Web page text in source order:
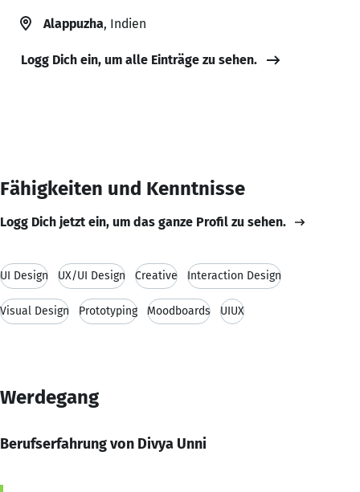
Alappuzha, Indien
Logg Dich ein, um alle Einträge zu sehen.
Fähigkeiten und Kenntnisse
Logg Dich jetzt ein, um das ganze Profil zu sehen.
UI Design UX/UI Design Creative Interaction Design
Visual Design Prototyping Moodboards UIUX
Werdegang
Berufserfahrung von Divya Unni